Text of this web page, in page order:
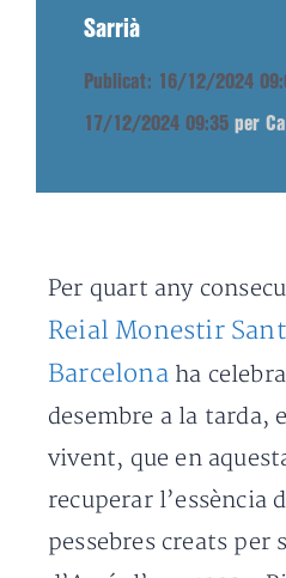
Sarrià
Publicat: 16/12/2024
17/12/2024 09:35 per
Per quart any
Reial Monestir
Barcelonaha
desembre a la tarda,
vivent, que en
recuperar l’essència
pessebres creats per